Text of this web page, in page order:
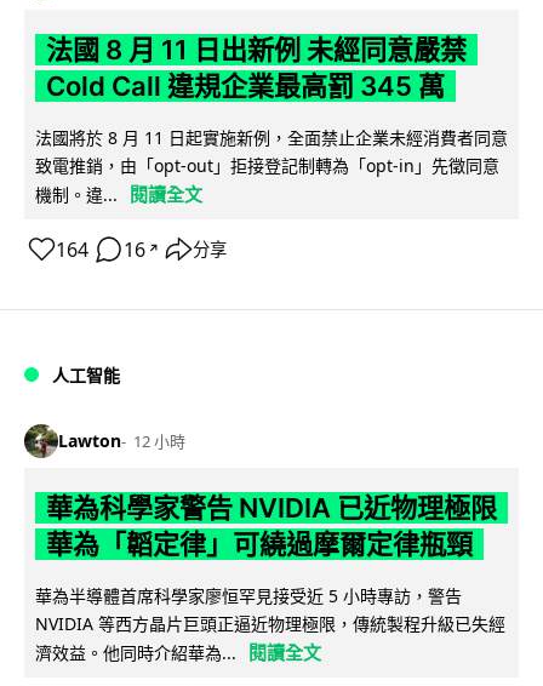
法國 8 月 11 日出新例 未經同意嚴禁
Cold Call 違規企業最高罰 345 萬
法國將於 8 月 11 日起實施新例，全面禁止企業未經消費者同意
致電推銷，由「opt-out」拒接登記制轉為「opt-in」先徵同意
機制。違...
閱讀全文
164 16 ↗ 分享
人工智能
Lawton 12 小時
華為科學家警告 NVIDIA 已近物理極限
華為「韜定律」可繞過摩爾定律瓶頸
華為半導體首席科學家廖恒罕見接受近 5 小時專訪，警告
NVIDIA 等西方晶片巨頭正逼近物理極限，傳統製程升級已失經
濟效益。他同時介紹華為...
閱讀全文